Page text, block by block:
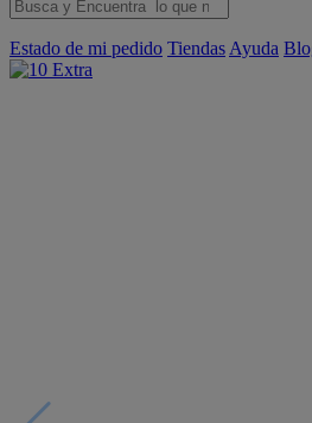
Estado de mi pedido Tiendas Ayuda